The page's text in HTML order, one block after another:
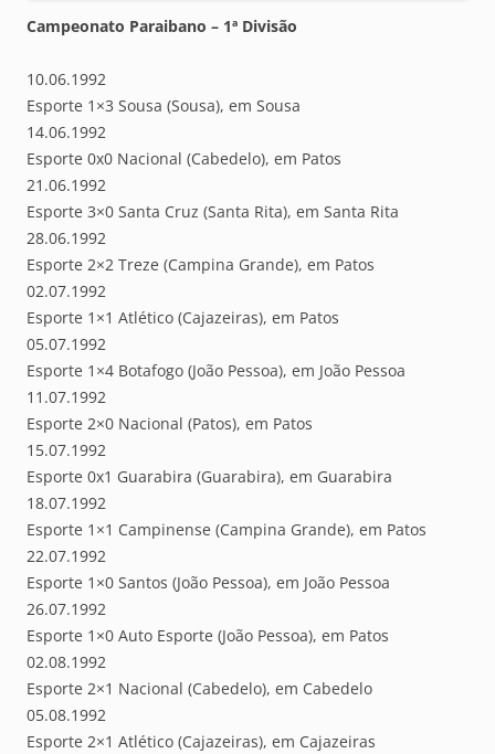
Campeonato Paraibano – 1ª Divisão
10.06.1992
Esporte 1×3 Sousa (Sousa), em Sousa
14.06.1992
Esporte 0x0 Nacional (Cabedelo), em Patos
21.06.1992
Esporte 3×0 Santa Cruz (Santa Rita), em Santa Rita
28.06.1992
Esporte 2×2 Treze (Campina Grande), em Patos
02.07.1992
Esporte 1×1 Atlético (Cajazeiras), em Patos
05.07.1992
Esporte 1×4 Botafogo (João Pessoa), em João Pessoa
11.07.1992
Esporte 2×0 Nacional (Patos), em Patos
15.07.1992
Esporte 0x1 Guarabira (Guarabira), em Guarabira
18.07.1992
Esporte 1×1 Campinense (Campina Grande), em Patos
22.07.1992
Esporte 1×0 Santos (João Pessoa), em João Pessoa
26.07.1992
Esporte 1×0 Auto Esporte (João Pessoa), em Patos
02.08.1992
Esporte 2×1 Nacional (Cabedelo), em Cabedelo
05.08.1992
Esporte 2×1 Atlético (Cajazeiras), em Cajazeiras